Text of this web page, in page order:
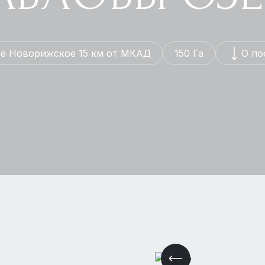
Новорижское 15 км от МКАД 150 Га О